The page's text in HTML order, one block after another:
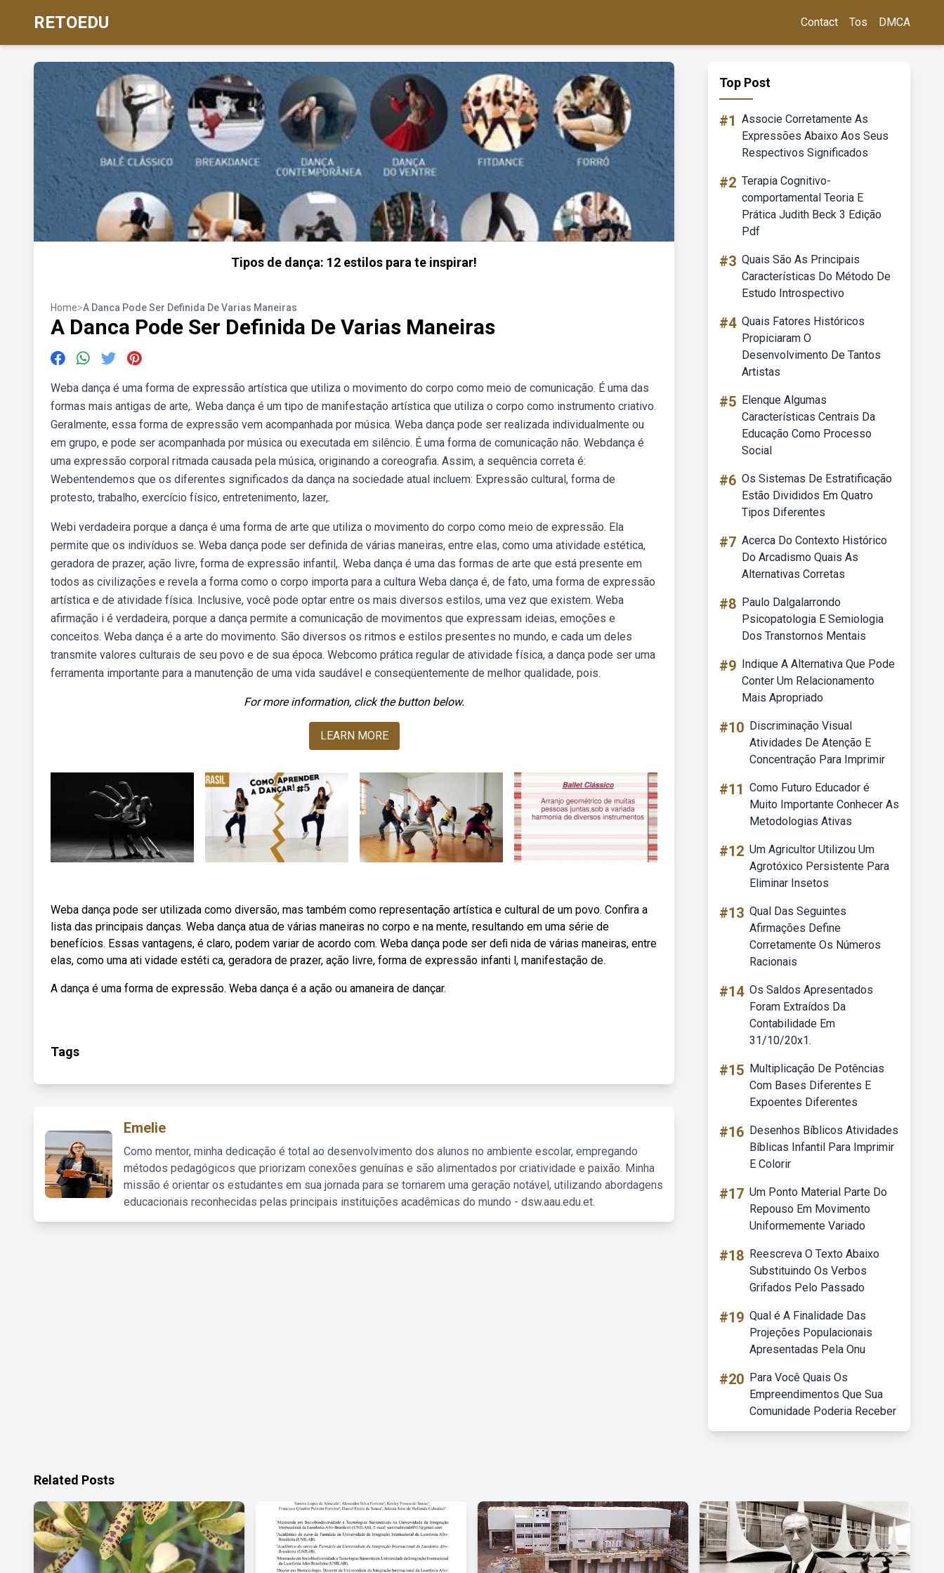
RETOEDU Contact Tos DMCA
Tipos de dança: 12 estilos para te inspirar!
Home>A Danca Pode Ser Definida De Varias Maneiras
A Danca Pode Ser Definida De Varias Maneiras
Weba dança é uma forma de expressão artística que utiliza o movimento do corpo como meio de comunicação. É uma das
formas mais antigas de arte,. Weba dança é um tipo de manifestação artística que utiliza o corpo como instrumento criativo.
Geralmente, essa forma de expressão vem acompanhada por música. Weba dança pode ser realizada individualmente ou
em grupo, e pode ser acompanhada por música ou executada em silêncio. É uma forma de comunicação não. Webdança é
uma expressão corporal ritmada causada pela música, originando a coreografia. Assim, a sequência correta é:
Webentendemos que os diferentes significados da dança na sociedade atual incluem: Expressão cultural, forma de
protesto, trabalho, exercício físico, entretenimento, lazer,.
Webi verdadeira porque a dança é uma forma de arte que utiliza o movimento do corpo como meio de expressão. Ela
permite que os indivíduos se. Weba dança pode ser definida de várias maneiras, entre elas, como uma atividade estética,
geradora de prazer, ação livre, forma de expressão infantil,. Weba dança é uma das formas de arte que está presente em
todos as civilizações e revela a forma como o corpo importa para a cultura Weba dança é, de fato, uma forma de expressão
artística e de atividade física. Inclusive, você pode optar entre os mais diversos estilos, uma vez que existem. Weba
afirmação i é verdadeira, porque a dança permite a comunicação de movimentos que expressam ideias, emoções e
conceitos. Weba dança é a arte do movimento. São diversos os ritmos e estilos presentes no mundo, e cada um deles
transmite valores culturais de seu povo e de sua época. Webcomo prática regular de atividade física, a dança pode ser uma
ferramenta importante para a manutenção de uma vida saudável e conseqüentemente de melhor qualidade, pois.
For more information, click the button below.
LEARN MORE
Weba dança pode ser utilizada como diversão, mas também como representação artística e cultural de um povo. Confira a
lista das principais danças. Weba dança atua de várias maneiras no corpo e na mente, resultando em uma série de
benefícios. Essas vantagens, é claro, podem variar de acordo com. Weba dança pode ser deﬁ nida de várias maneiras, entre
elas, como uma ati vidade estéti ca, geradora de prazer, ação livre, forma de expressão infanti l, manifestação de.
A dança é uma forma de expressão. Weba dança é a ação ou amaneira de dançar.
Tags
Emelie
Como mentor, minha dedicação é total ao desenvolvimento dos alunos no ambiente escolar, empregando
métodos pedagógicos que priorizam conexões genuínas e são alimentados por criatividade e paixão. Minha
missão é orientar os estudantes em sua jornada para se tornarem uma geração notável, utilizando abordagens
educacionais reconhecidas pelas principais instituições acadêmicas do mundo - dsw.aau.edu.et.
Top Post
#1 Associe Corretamente As
Expressões Abaixo Aos Seus
Respectivos Significados
#2 Terapia Cognitivo-
comportamental Teoria E
Prática Judith Beck 3 Edição
Pdf
#3 Quais São As Principais
Características Do Método De
Estudo Introspectivo
#4 Quais Fatores Históricos
Propiciaram O
Desenvolvimento De Tantos
Artistas
#5 Elenque Algumas
Características Centrais Da
Educação Como Processo
Social
#6 Os Sistemas De Estratificação
Estão Divididos Em Quatro
Tipos Diferentes
#7 Acerca Do Contexto Histórico
Do Arcadismo Quais As
Alternativas Corretas
#8 Paulo Dalgalarrondo
Psicopatologia E Semiologia
Dos Transtornos Mentais
#9 Indique A Alternativa Que Pode
Conter Um Relacionamento
Mais Apropriado
#10 Discriminação Visual
Atividades De Atenção E
Concentração Para Imprimir
#11 Como Futuro Educador é
Muito Importante Conhecer As
Metodologias Ativas
#12 Um Agricultor Utilizou Um
Agrotóxico Persistente Para
Eliminar Insetos
#13 Qual Das Seguintes
Afirmações Define
Corretamente Os Números
Racionais
#14 Os Saldos Apresentados
Foram Extraídos Da
Contabilidade Em
31/10/20x1.
#15 Multiplicação De Potências
Com Bases Diferentes E
Expoentes Diferentes
#16 Desenhos Bíblicos Atividades
Bíblicas Infantil Para Imprimir
E Colorir
#17 Um Ponto Material Parte Do
Repouso Em Movimento
Uniformemente Variado
#18 Reescreva O Texto Abaixo
Substituindo Os Verbos
Grifados Pelo Passado
#19 Qual é A Finalidade Das
Projeções Populacionais
Apresentadas Pela Onu
#20 Para Você Quais Os
Empreendimentos Que Sua
Comunidade Poderia Receber
Related Posts